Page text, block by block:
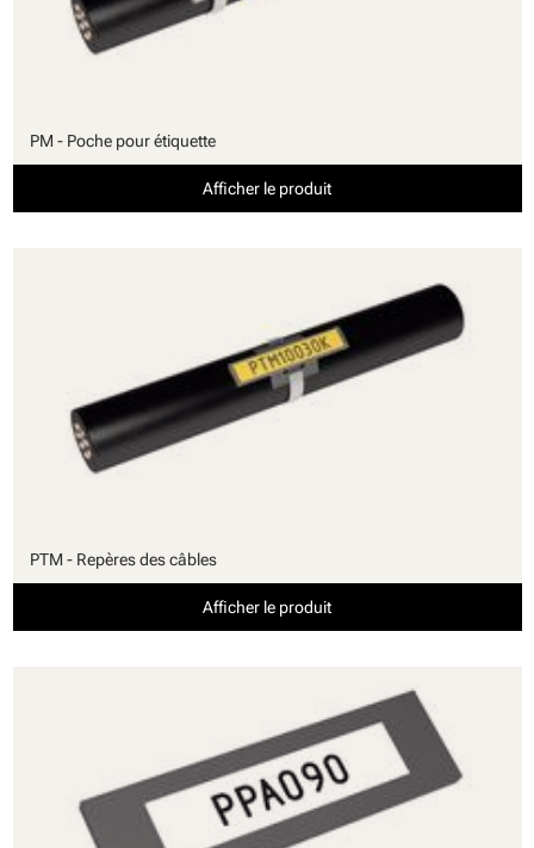
PM - Poche pour étiquette
Afficher le produit
PTM - Repères des câbles
Afficher le produit